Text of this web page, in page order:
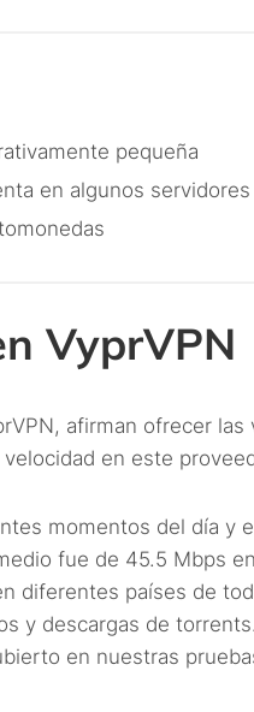
pequeña
en algunos servidores
VyprVPN
afirman ofrecer
en este
momentos del día y
fue de 45.5 Mbps
diferentes países de
y descargas de
en nuestras